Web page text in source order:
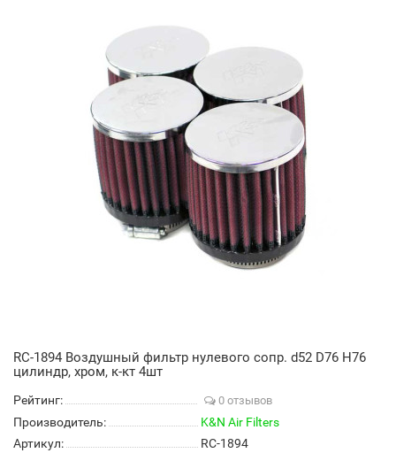
RC-1894 Воздушный фильтр нулевого сопр. d52 D76 H76
цилиндр, хром, к-кт 4шт
Рейтинг: 0 отзывов
Производитель:
K&N Air Filters
Артикул:
RC-1894